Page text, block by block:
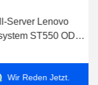
Server Lenovo
ST550 ODM
Wir Reden Jetzt.